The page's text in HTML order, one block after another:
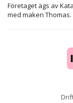
Företaget ägs av
med maken Thomas.